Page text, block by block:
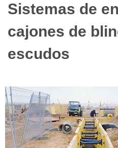
Sistemas de
cajones de
escudos